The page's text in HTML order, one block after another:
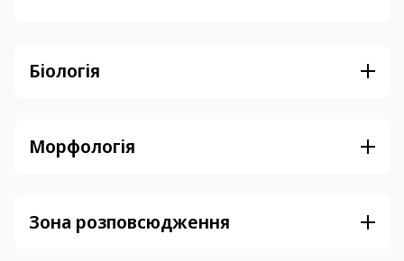
Біологія
Морфологія
Зона розповсюдження